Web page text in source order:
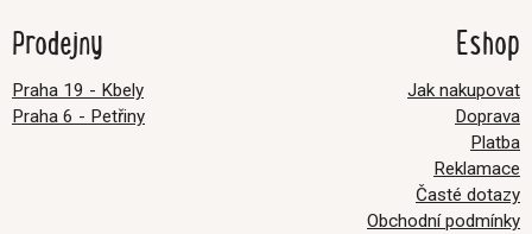
Prodejny
Praha 19 - Kbely
Praha 6 - Petřiny
Eshop
Jak nakupovat
Doprava
Platba
Reklamace
Časté dotazy
Obchodní podmínky